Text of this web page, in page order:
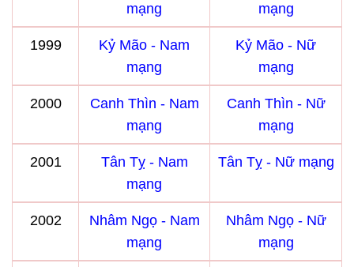
mạng
mạng
1999
Kỷ Mão - Nam
mạng
Kỷ Mão - Nữ
mạng
2000
Canh Thìn - Nam
mạng
Canh Thìn - Nữ
mạng
2001
Tân Tỵ - Nam
mạng
Tân Tỵ - Nữ mạng
2002
Nhâm Ngọ - Nam
mạng
Nhâm Ngọ - Nữ
mạng